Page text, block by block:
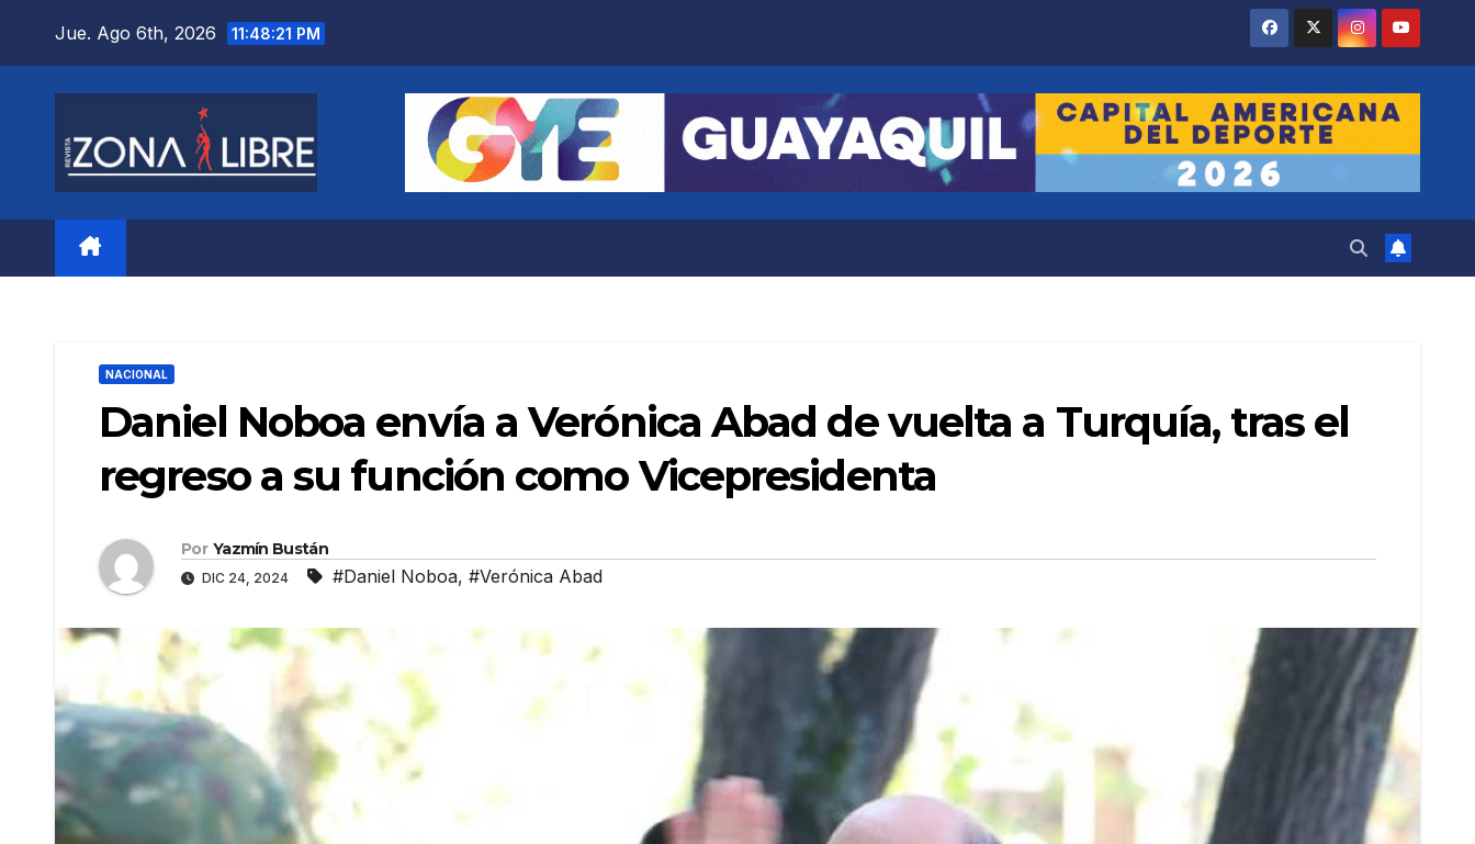
Jue. Ago 6th, 2026 11:48:23 PM
NACIONAL
Daniel Noboa envía a Verónica Abad de vuelta a Turquía, tras el
regreso a su función como Vicepresidenta
Por Yazmín Bustán
DIC 24, 2024 #Daniel Noboa, #Verónica Abad